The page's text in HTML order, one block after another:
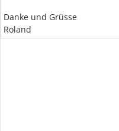
Danke und Grüsse
Roland